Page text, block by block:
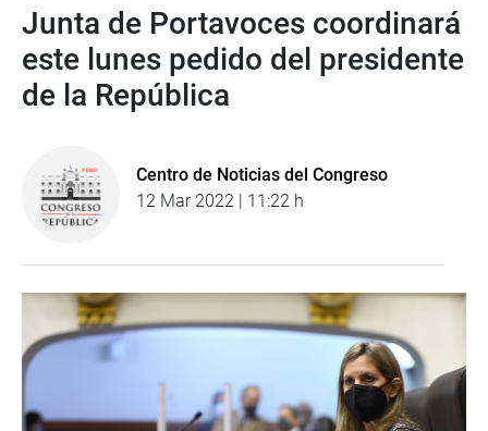
Junta de Portavoces coordinará
este lunes pedido del presidente
de la República
Centro de Noticias del Congreso
12 Mar 2022 | 11:22 h